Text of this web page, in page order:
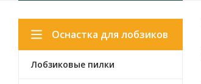
Оснастка для лобзиков
Лобзиковые пилки